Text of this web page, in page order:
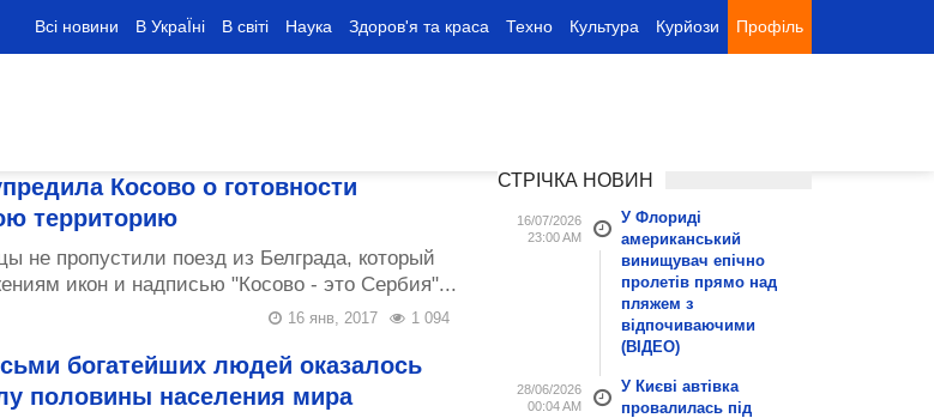
Всі новини В УкраЇні В світі Наука Здоров'я та краса Техно Культура Курйози Профіль
Косово о готовности
территорию
не пропустили поезд из Белграда, который
икон и надписью "Косово - это Сербия"...
1 094
16 янв, 2017
богатейших людей оказалось
половины населения мира
СТРІЧКА НОВИН
16/07/2026
23:00 AM
У Флориді
американський
винищувач епічно
пролетів прямо над
пляжем з
відпочиваючими
(ВІДЕО)
28/06/2026
00:04 AM
У Києві автівка
провалилась під